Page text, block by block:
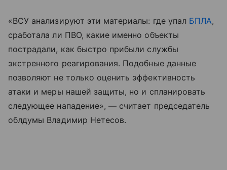
«ВСУ анализируют эти материалы: где упал БПЛА,
сработала ли ПВО, какие именно объекты
пострадали, как быстро прибыли службы
экстренного реагирования. Подобные данные
позволяют не только оценить эффективность
атаки и меры нашей защиты, но и спланировать
следующее нападение», — считает председатель
облдумы Владимир Нетесов.